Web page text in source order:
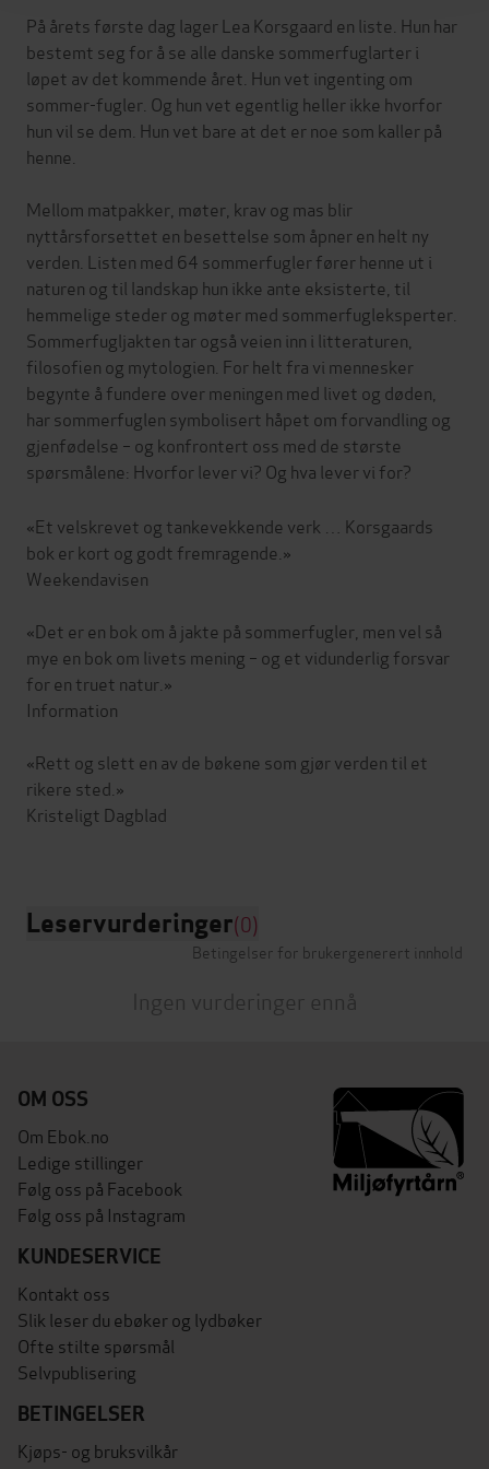
På årets første dag lager Lea Korsgaard en liste. Hun har
bestemt seg for å se alle danske sommerfuglarter i
løpet av det kommende året. Hun vet ingenting om
sommer-fugler. Og hun vet egentlig heller ikke hvorfor
hun vil se dem. Hun vet bare at det er noe som kaller på
henne.
Mellom matpakker, møter, krav og mas blir
nyttårsforsettet en besettelse som åpner en helt ny
verden. Listen med 64 sommerfugler fører henne ut i
naturen og til landskap hun ikke ante eksisterte, til
hemmelige steder og møter med sommerfugleksperter.
Sommerfugljakten tar også veien inn i litteraturen,
filosofien og mytologien. For helt fra vi mennesker
begynte å fundere over meningen med livet og døden,
har sommerfuglen symbolisert håpet om forvandling og
gjenfødelse – og konfrontert oss med de største
spørsmålene: Hvorfor lever vi? Og hva lever vi for?
«Et velskrevet og tankevekkende verk … Korsgaards
bok er kort og godt fremragende.»
Weekendavisen
«Det er en bok om å jakte på sommerfugler, men vel så
mye en bok om livets mening – og et vidunderlig forsvar
for en truet natur.»
Information
«Rett og slett en av de bøkene som gjør verden til et
rikere sted.»
Kristeligt Dagblad
Leservurderinger(0)
Betingelser for brukergenerert innhold
Ingen vurderinger ennå
OM OSS
Om Ebok.no
Ledige stillinger
Følg oss på Facebook
Følg oss på Instagram
KUNDESERVICE
Kontakt oss
Slik leser du ebøker og lydbøker
Ofte stilte spørsmål
Selvpublisering
BETINGELSER
Kjøps- og bruksvilkår